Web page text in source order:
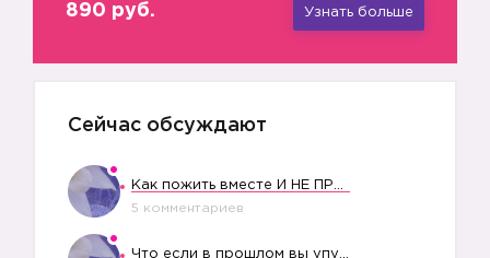
890 руб. Узнать больше
Сейчас обсуждают
5 комментариев